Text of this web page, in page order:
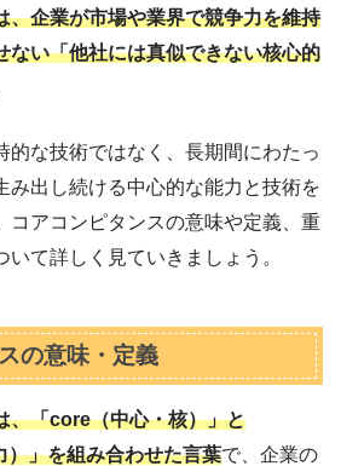
、企業が市場や業界で競争力を維持
ない「他社には真似できない核心的
的な技術ではなく、長期間にわたっ
み出し続ける中心的な能力と技術を
コアコンピタンスの意味や定義、重
て詳しく見ていきましょう。
の意味・定義
、「core（中心・核）」と
」を組み合わせた言葉で、企業の